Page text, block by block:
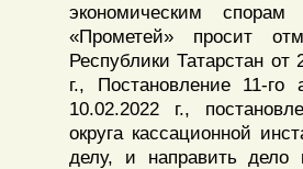
экономическим
«Прометей» просит
Республики Татарстан от
г., Постановление 11-го
10.02.2022 г.,
округа кассационной
делу, и направить дело